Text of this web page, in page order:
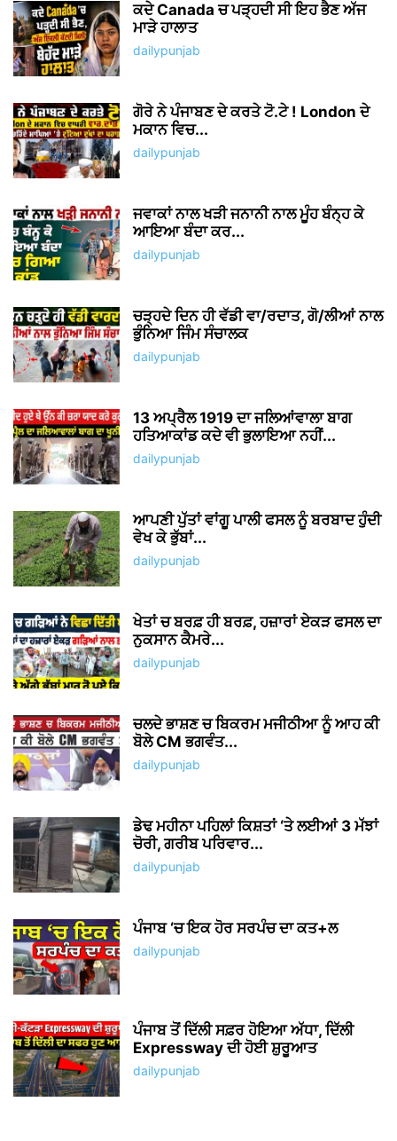
ਕਦੇ Canada ਚ ਪੜ੍ਹਦੀ ਸੀ ਇਹ ਭੈਣ ਅੱਜ
ਮਾੜੇ ਹਾਲਾਤ
dailypunjab
ਗੋਰੇ ਨੇ ਪੰਜਾਬਣ ਦੇ ਕਰਤੇ ਟੋ.ਟੇ ! London ਦੇ
ਮਕਾਨ ਵਿਚ...
dailypunjab
ਜਵਾਕਾਂ ਨਾਲ ਖੜੀ ਜਨਾਨੀ ਨਾਲ ਮੂੰਹ ਬੰਨ੍ਹ ਕੇ
ਆਇਆ ਬੰਦਾ ਕਰ...
dailypunjab
ਚੜ੍ਹਦੇ ਦਿਨ ਹੀ ਵੱਡੀ ਵਾ/ਰਦਾਤ, ਗੋ/ਲੀਆਂ ਨਾਲ
ਭੁੰਨਿਆ ਜਿੰਮ ਸੰਚਾਲਕ
dailypunjab
13 ਅਪ੍ਰੈਲ 1919 ਦਾ ਜਲਿਆਂਵਾਲਾ ਬਾਗ
ਹਤਿਆਕਾਂਡ ਕਦੇ ਵੀ ਭੁਲਾਇਆ ਨਹੀਂ...
dailypunjab
ਆਪਣੀ ਪੁੱਤਾਂ ਵਾਂਗੂ ਪਾਲੀ ਫਸਲ ਨੂੰ ਬਰਬਾਦ ਹੁੰਦੀ
ਵੇਖ ਕੇ ਭੁੱਬਾਂ...
dailypunjab
ਖੇਤਾਂ ਚ ਬਰਫ਼ ਹੀ ਬਰਫ਼, ਹਜ਼ਾਰਾਂ ਏਕੜ ਫਸਲ ਦਾ
ਨੁਕਸਾਨ ਕੈਮਰੇ...
dailypunjab
ਚਲਦੇ ਭਾਸ਼ਣ ਚ ਬਿਕਰਮ ਮਜੀਠੀਆ ਨੂੰ ਆਹ ਕੀ
ਬੋਲੇ CM ਭਗਵੰਤ...
dailypunjab
ਡੇਢ ਮਹੀਨਾ ਪਹਿਲਾਂ ਕਿਸ਼ਤਾਂ ‘ਤੇ ਲਈਆਂ 3 ਮੱਝਾਂ
ਚੋਰੀ, ਗਰੀਬ ਪਰਿਵਾਰ...
dailypunjab
ਪੰਜਾਬ ‘ਚ ਇਕ ਹੋਰ ਸਰਪੰਚ ਦਾ ਕਤ+ਲ
dailypunjab
ਪੰਜਾਬ ਤੋਂ ਦਿੱਲੀ ਸਫ਼ਰ ਹੋਇਆ ਅੱਧਾ, ਦਿੱਲੀ
Expressway ਦੀ ਹੋਈ ਸ਼ੁਰੂਆਤ
dailypunjab